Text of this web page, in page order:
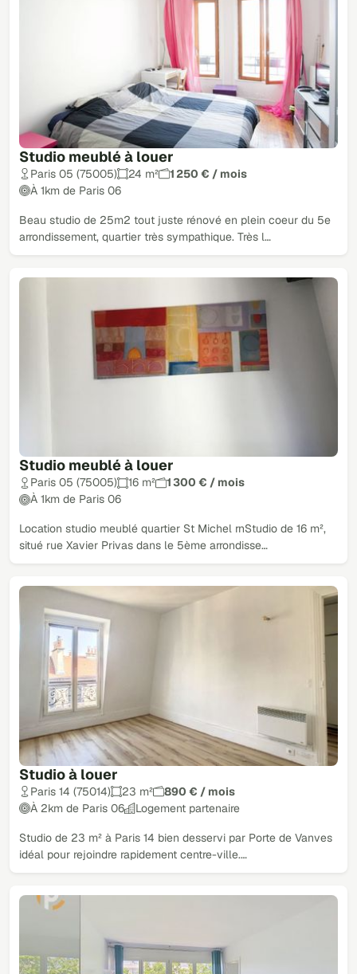
Studio meublé à louer
Paris 05 (75005) 24 m²
1 250 € / mois
À 1km de Paris 06
Beau studio de 25m2 tout juste rénové en plein coeur du 5e
arrondissement, quartier très sympathique. Très l…
Studio meublé à louer
Paris 05 (75005) 16 m²
1 300 € / mois
À 1km de Paris 06
Location studio meublé quartier St Michel rnStudio de 16 m²,
situé rue Xavier Privas dans le 5ème arrondisse…
Studio à louer
Paris 14 (75014) 23 m²
890 € / mois
À 2km de Paris 06
Logement partenaire
Studio de 23 m² à Paris 14 bien desservi par Porte de Vanves
idéal pour rejoindre rapidement centre-ville.…